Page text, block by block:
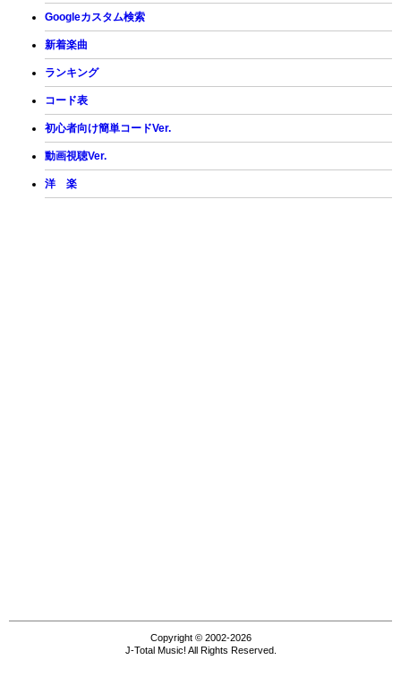
Googleカスタム検索
新着楽曲
ランキング
コード表
初心者向け簡単コードVer.
動画視聴Ver.
洋 楽
Copyright © 2002-2026
J-Total Music! All Rights Reserved.